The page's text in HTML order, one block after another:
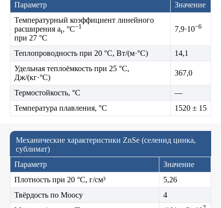
Параметр
Значение
Температурный коэффициент линейного
расширения at, °C−1
при 27 °C
7,9·10−6
Теплопроводность при 20 °C, Вт/(м·°C)
14,1
Удельная теплоёмкость при 25 °C,
Дж/(кг·°C)
367,0
Термостойкость, °C
—
Температура плавления, °C
1520 ± 15
Механические характеристики ZnSe (селенид цинка,
сублимат)
Параметр
Значение
Плотность при 20 °C, г/см³
5,26
Твёрдость по Моосу
4